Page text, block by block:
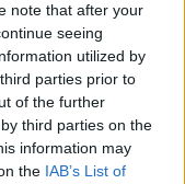
note that after your
seeing
utilized by
parties prior to
of the further
third parties on the
information may
the IAB’s List of